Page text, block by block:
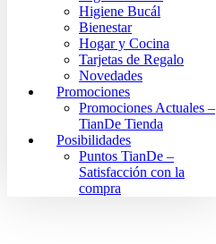
Higiene Bucál
Bienestar
Hogar y Cocina
Tarjetas de Regalo
Novedades
Promociones
Promociones Actuales –
TianDe Tienda
Posibilidades
Puntos TianDe –
Satisfacción con la
compra